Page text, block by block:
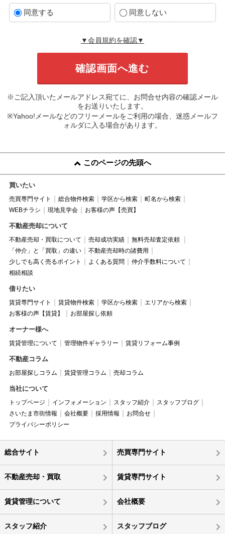
同意する 同意しない
▼会員規約を確認▼
※ご記入頂いたメールアドレス宛てに、お問合せ内容の確認メール
をお送りいたします。
※Yahoo!メールなどのフリーメールをご利用の場合、迷惑メールフ
ォルダに入る場合があります。
このページの先頭へ
買いたい
売買専門サイト 総合物件検索 学区から検索
町名から検索
WEBチラシ
現地見学会 お客様の声【売買】
不動産売却について
不動産売却・買取について 売却成功実績
無料売却査定依頼
「仲介」と「買取」の違い
不動産売却時の諸費用
少しでも高く売るポイント
よくある質問
仲介手数料について
相続相談
借りたい
賃貸専門サイト 賃貸物件検索 学区から検索
エリアから検索
お客様の声【賃貸】
お部屋探し依頼
オーナー様へ
賃貸管理について 管理物件ギャラリー 賃貸リフォーム事例
不動産コラム
お部屋探しコラム 賃貸管理コラム 売却コラム
当社について
トップページ インフォメーション スタッフ紹介
スタッフブログ
さいたま市街情報
会社概要 採用情報
お問合せ
プライバシーポリシー
総合サイト 売買専門サイト
不動産売却・買取 賃貸専門サイト
賃貸管理について 会社概要
スタッフ紹介 スタッフブログ